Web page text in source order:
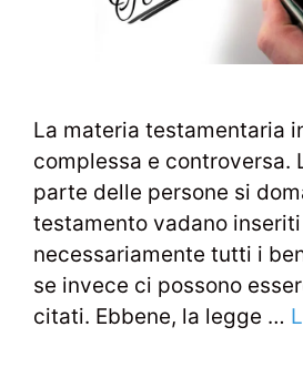
La materia testamentaria
complessa e controversa.
parte delle persone si
testamento vadano inseriti
necessariamente tutti i
se invece ci possono
citati. Ebbene, la legge …